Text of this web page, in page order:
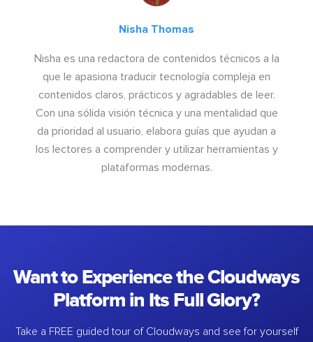
Nisha Thomas
Nisha es una redactora de contenidos técnicos a la
que le apasiona traducir tecnología compleja en
contenidos claros, prácticos y agradables de leer.
Con una sólida visión técnica y una mentalidad que
da prioridad al usuario, elabora guías que ayudan a
los lectores a comprender y utilizar herramientas y
plataformas modernas.
Want to Experience the Cloudways
Platform in Its Full Glory?
Take a FREE guided tour of Cloudways and see for yourself